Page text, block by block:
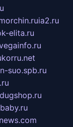
ia2.ru
elita.ru
korru.net
suo.spb.ru
dugshop.ru